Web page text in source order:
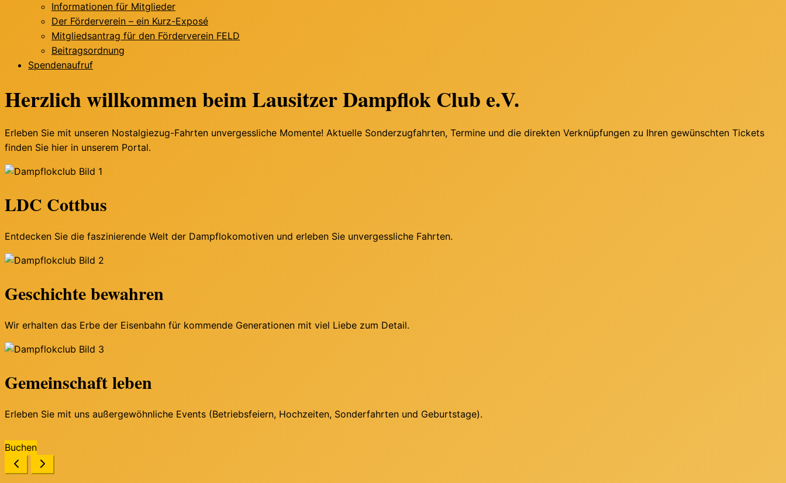
Informationen für Mitglieder
Der Förderverein – ein Kurz-Exposé
Mitgliedsantrag für den Förderverein FELD
Beitragsordnung
Spendenaufruf
Herzlich willkommen beim Lausitzer Dampflok Club e.V.
Erleben Sie mit unseren Nostalgiezug-Fahrten unvergessliche Momente! Aktuelle Sonderzugfahrten, Termine und die direkten Verknüpfungen zu Ihren gewünschten Tickets
finden Sie hier in unserem Portal.
LDC Cottbus
Entdecken Sie die faszinierende Welt der Dampflokomotiven und erleben Sie unvergessliche Fahrten.
Geschichte bewahren
Wir erhalten das Erbe der Eisenbahn für kommende Generationen mit viel Liebe zum Detail.
Gemeinschaft leben
Erleben Sie mit uns außergewöhnliche Events (Betriebsfeiern, Hochzeiten, Sonderfahrten und Geburtstage).
Buchen